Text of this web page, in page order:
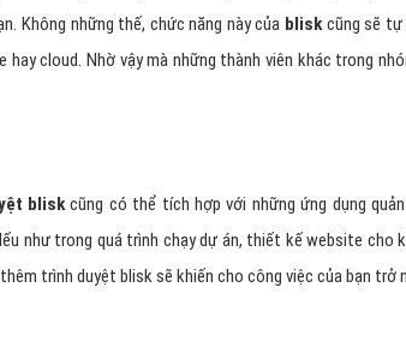
Không những thế, chức năng này của blisk cũng sẽ tự
hay cloud. Nhờ vậy mà những thành viên khác trong
bliskcũng có thể tích hợp với những ứng dụng
như trong quá trình chạy dự án, thiết kế website cho
trình duyệt blisk sẽ khiến cho công việc của bạn trở